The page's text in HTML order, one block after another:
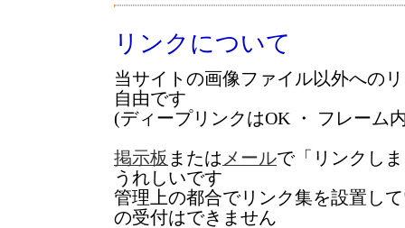
リンクについて
当サイトの画像ファイル以外への
自由です
(ディープリンクはOK ・ フレーム
掲示板 または メールで「リンクし
うれしいです
管理上の都合でリンク集を設置し
の受付はできません